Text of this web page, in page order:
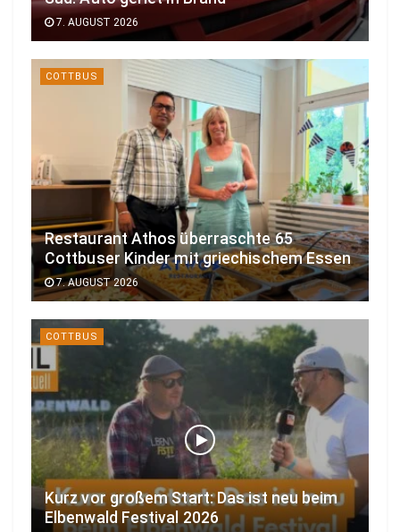
7. AUGUST 2026
COTTBUS
Restaurant Athos überraschte 65
Cottbuser Kinder mit griechischem Essen
7. AUGUST 2026
COTTBUS
Kurz vor großem Start: Das ist neu beim
Elbenwald Festival 2026